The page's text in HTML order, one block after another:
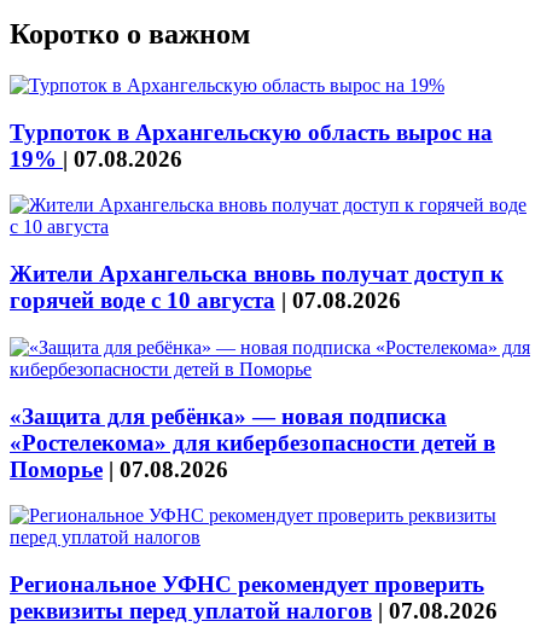
Коротко о важном
Турпоток в Архангельскую область вырос на
19% | 07.08.2026
Жители Архангельска вновь получат доступ к
горячей воде с 10 августа | 07.08.2026
«Защита для ребёнка» — новая подписка
«Ростелекома» для кибербезопасности детей в
Поморье | 07.08.2026
Региональное УФНС рекомендует проверить
реквизиты перед уплатой налогов | 07.08.2026